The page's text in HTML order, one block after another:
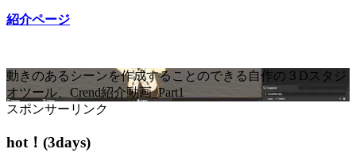
紹介ページ
動きのあるシーンを作成することのできる自作の３Dスタジ
オツール、Crend紹介動画_Part1
スポンサーリンク
hot！(3days)